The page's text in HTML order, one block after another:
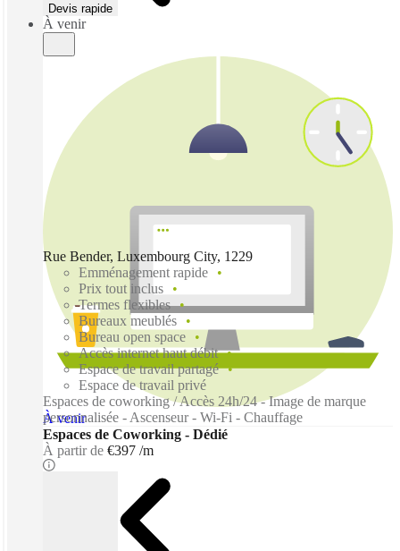
Devis rapide
À venir
À venir
Rue Bender, Luxembourg City, 1229
Emménagement rapide
Prix tout inclus
Termes flexibles
Bureaux meublés
Bureau open space
Accès internet haut débit
Espace de travail partagé
Espace de travail privé
Espaces de coworking / Accès 24h/24 - Image de marque
personnalisée - Ascenseur - Wi-Fi - Chauffage
Espaces de Coworking - Dédié
À partir de €397 /m